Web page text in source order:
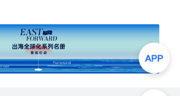
彩纷呈的从各环节做了测
就是看测试结果中的表现
下的产品方案的借鉴应用